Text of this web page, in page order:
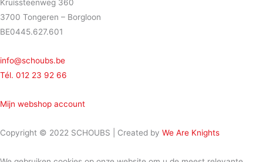
Kruissteenweg 360
3700 Tongeren – Borgloon
BE0445.627.601
info@schoubs.be
Tél. 012 23 92 66
Mijn webshop account
Copyright © 2022 SCHOUBS | Created by We Are Knights